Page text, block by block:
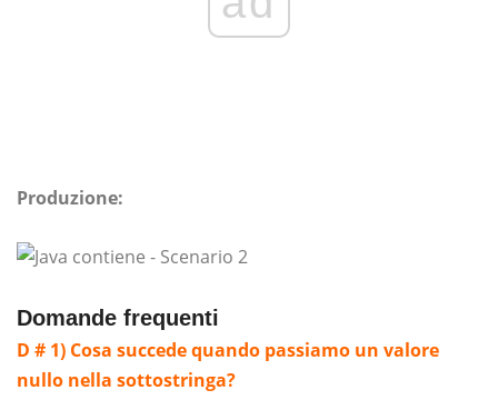
Produzione:
Domande frequenti
D # 1) Cosa succede quando passiamo un valore
nullo nella sottostringa?